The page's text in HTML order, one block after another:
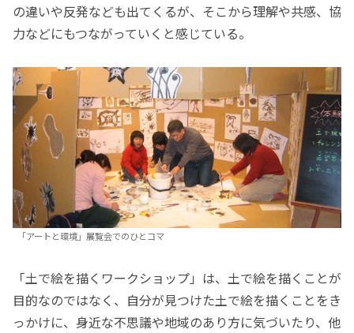
の違いや反発なども出てくるが、そこから理解や共感、協
力などにもつながっていくと感じている。
「アートと環境」展覧会でのひとコマ
「土で絵を描くワークショップ」は、土で絵を描くことが
目的なのではなく、自分が見つけた土で絵を描くことをき
っかけに、身近な不思議や地域のあり方に気づいたり、他